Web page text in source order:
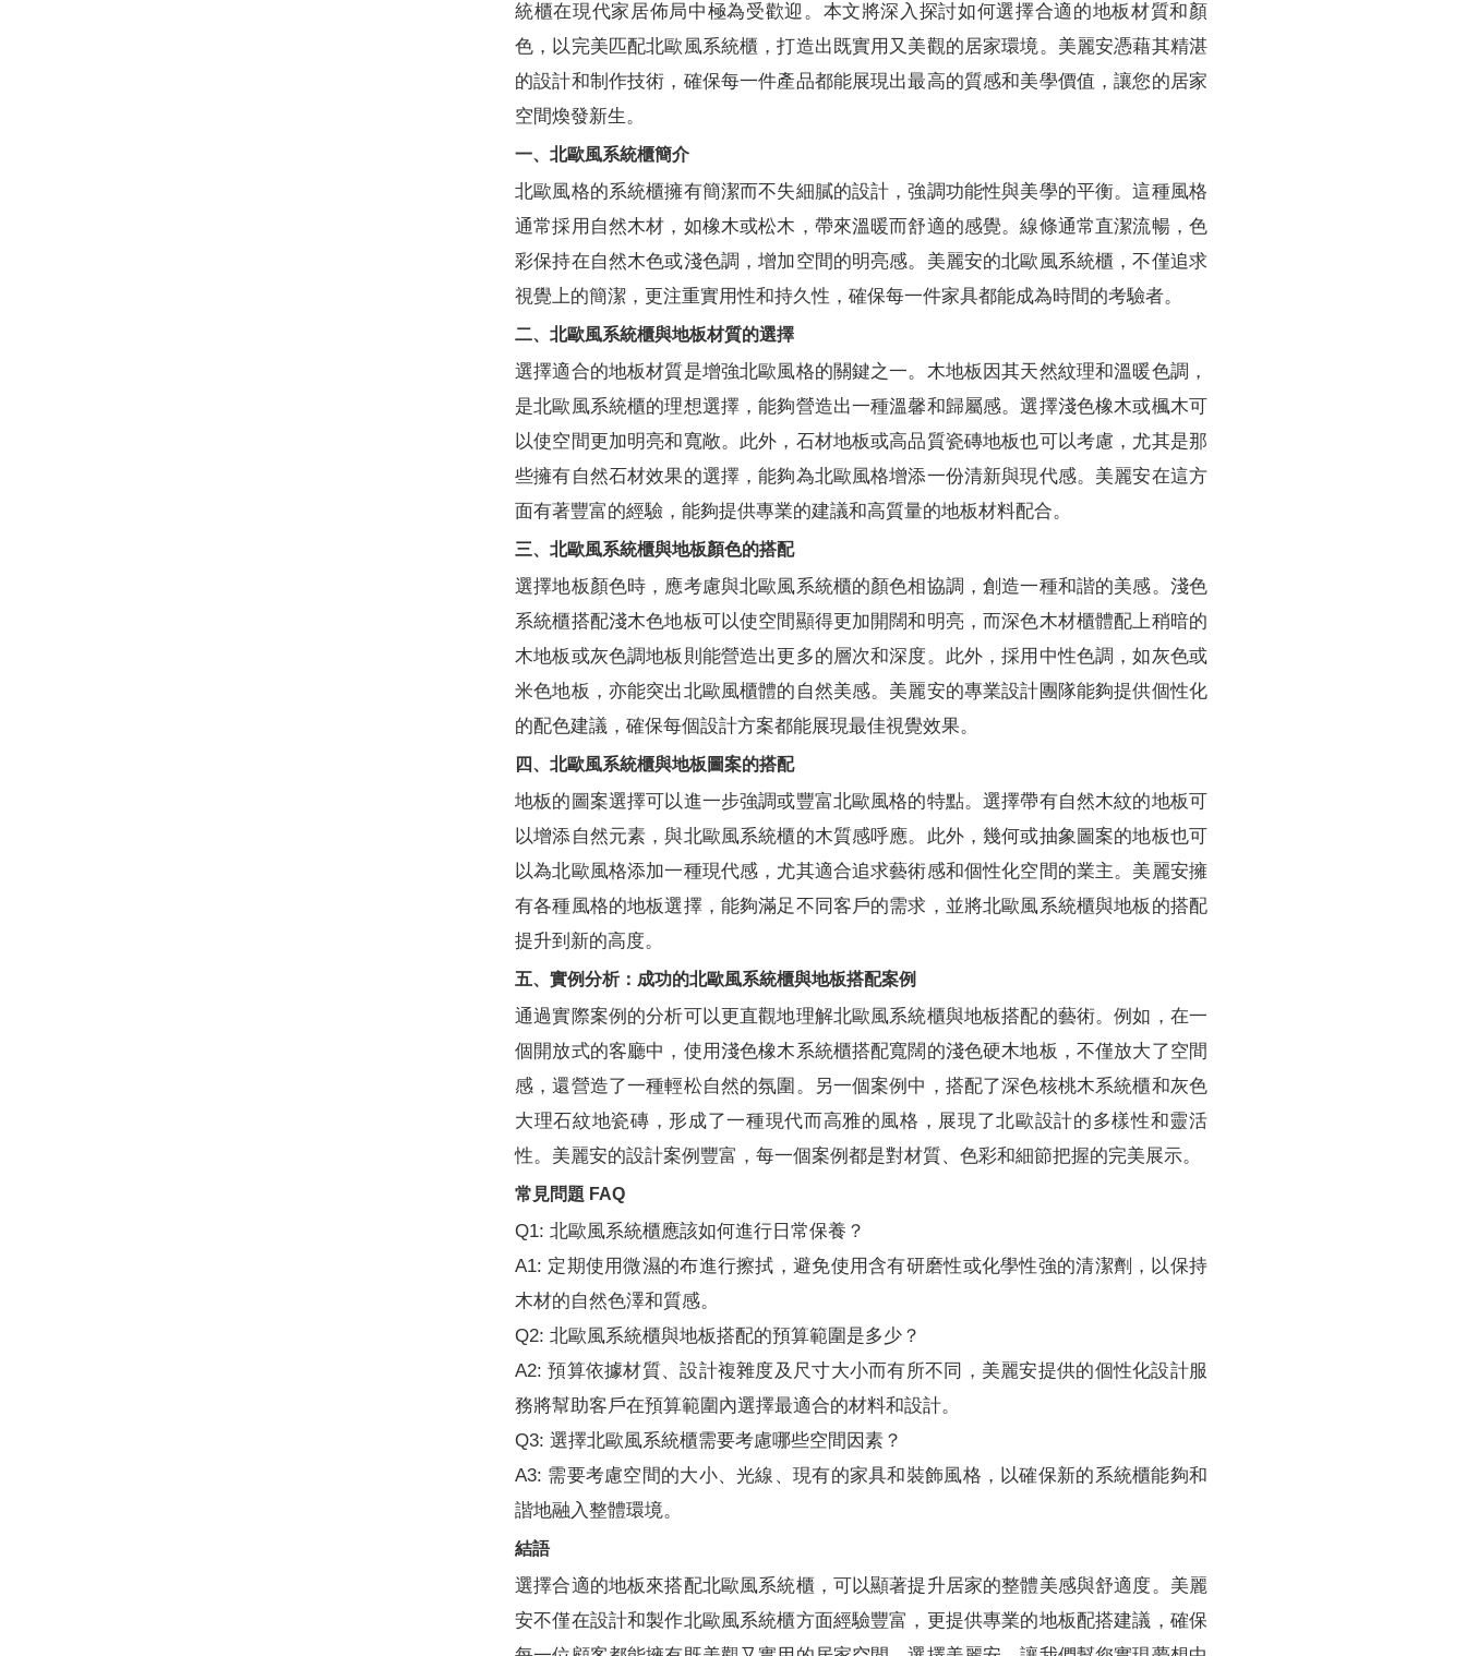
統櫃在現代家居佈局中極為受歡迎。本文將深入探討如何選擇合適的地板材質和顏
色，以完美匹配北歐風系統櫃，打造出既實用又美觀的居家環境。美麗安憑藉其精湛
的設計和制作技術，確保每一件產品都能展現出最高的質感和美學價值，讓您的居家
空間煥發新生。
一、北歐風系統櫃簡介
北歐風格的系統櫃擁有簡潔而不失細膩的設計，強調功能性與美學的平衡。這種風格
通常採用自然木材，如橡木或松木，帶來溫暖而舒適的感覺。線條通常直潔流暢，色
彩保持在自然木色或淺色調，增加空間的明亮感。美麗安的北歐風系統櫃，不僅追求
視覺上的簡潔，更注重實用性和持久性，確保每一件家具都能成為時間的考驗者。
二、北歐風系統櫃與地板材質的選擇
選擇適合的地板材質是增強北歐風格的關鍵之一。木地板因其天然紋理和溫暖色調，
是北歐風系統櫃的理想選擇，能夠營造出一種溫馨和歸屬感。選擇淺色橡木或楓木可
以使空間更加明亮和寬敞。此外，石材地板或高品質瓷磚地板也可以考慮，尤其是那
些擁有自然石材效果的選擇，能夠為北歐風格增添一份清新與現代感。美麗安在這方
面有著豐富的經驗，能夠提供專業的建議和高質量的地板材料配合。
三、北歐風系統櫃與地板顏色的搭配
選擇地板顏色時，應考慮與北歐風系統櫃的顏色相協調，創造一種和諧的美感。淺色
系統櫃搭配淺木色地板可以使空間顯得更加開闊和明亮，而深色木材櫃體配上稍暗的
木地板或灰色調地板則能營造出更多的層次和深度。此外，採用中性色調，如灰色或
米色地板，亦能突出北歐風櫃體的自然美感。美麗安的專業設計團隊能夠提供個性化
的配色建議，確保每個設計方案都能展現最佳視覺效果。
四、北歐風系統櫃與地板圖案的搭配
地板的圖案選擇可以進一步強調或豐富北歐風格的特點。選擇帶有自然木紋的地板可
以增添自然元素，與北歐風系統櫃的木質感呼應。此外，幾何或抽象圖案的地板也可
以為北歐風格添加一種現代感，尤其適合追求藝術感和個性化空間的業主。美麗安擁
有各種風格的地板選擇，能夠滿足不同客戶的需求，並將北歐風系統櫃與地板的搭配
提升到新的高度。
五、實例分析：成功的北歐風系統櫃與地板搭配案例
通過實際案例的分析可以更直觀地理解北歐風系統櫃與地板搭配的藝術。例如，在一
個開放式的客廳中，使用淺色橡木系統櫃搭配寬闊的淺色硬木地板，不僅放大了空間
感，還營造了一種輕松自然的氛圍。另一個案例中，搭配了深色核桃木系統櫃和灰色
大理石紋地瓷磚，形成了一種現代而高雅的風格，展現了北歐設計的多樣性和靈活
性。美麗安的設計案例豐富，每一個案例都是對材質、色彩和細節把握的完美展示。
常見問題 FAQ
Q1: 北歐風系統櫃應該如何進行日常保養？
A1: 定期使用微濕的布進行擦拭，避免使用含有研磨性或化學性強的清潔劑，以保持
木材的自然色澤和質感。
Q2: 北歐風系統櫃與地板搭配的預算範圍是多少？
A2: 預算依據材質、設計複雜度及尺寸大小而有所不同，美麗安提供的個性化設計服
務將幫助客戶在預算範圍內選擇最適合的材料和設計。
Q3: 選擇北歐風系統櫃需要考慮哪些空間因素？
A3: 需要考慮空間的大小、光線、現有的家具和裝飾風格，以確保新的系統櫃能夠和
諧地融入整體環境。
結語
選擇合適的地板來搭配北歐風系統櫃，可以顯著提升居家的整體美感與舒適度。美麗
安不僅在設計和製作北歐風系統櫃方面經驗豐富，更提供專業的地板配搭建議，確保